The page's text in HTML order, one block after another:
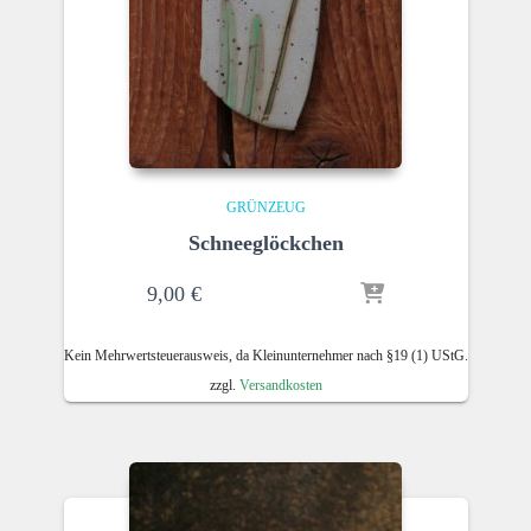
GRÜNZEUG
Schneeglöckchen
9,00 €
Kein Mehrwertsteuerausweis, da Kleinunternehmer nach §19 (1) UStG.
zzgl. Versandkosten